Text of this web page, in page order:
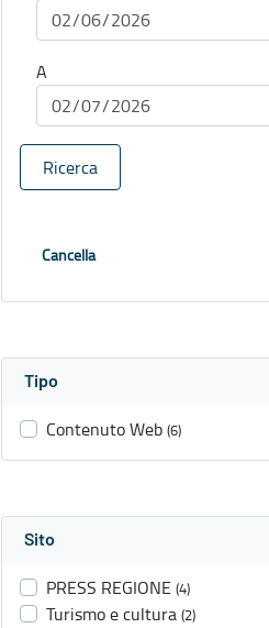
A
Ricerca
Cancella
Tipo
Contenuto Web (6)
Sito
PRESS REGIONE (4)
Turismo e cultura (2)